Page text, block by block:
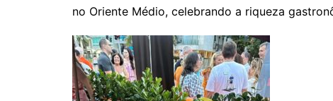
no Oriente Médio, celebrando a riqueza